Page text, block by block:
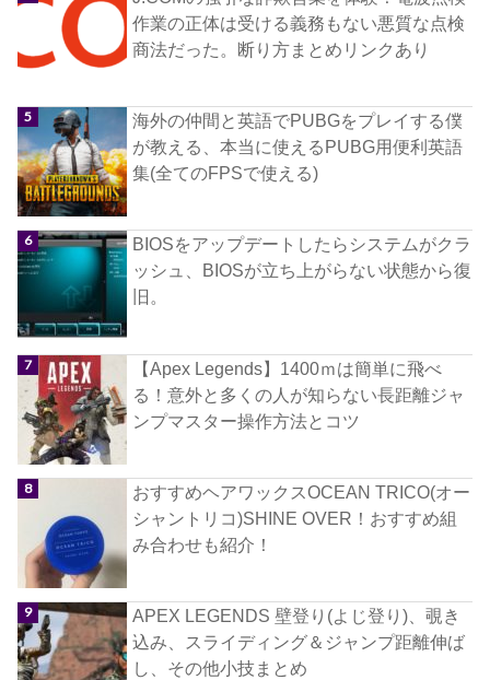
作業の正体は受ける義務もない悪質な点検
商法だった。断り方まとめリンクあり
海外の仲間と英語でPUBGをプレイする僕
が教える、本当に使えるPUBG用便利英語
集(全てのFPSで使える)
BIOSをアップデートしたらシステムがクラ
ッシュ、BIOSが立ち上がらない状態から復
旧。
【Apex Legends】1400ｍは簡単に飛べ
る！意外と多くの人が知らない長距離ジャ
ンプマスター操作方法とコツ
おすすめヘアワックスOCEAN TRICO(オー
シャントリコ)SHINE OVER！おすすめ組
み合わせも紹介！
APEX LEGENDS 壁登り(よじ登り)、覗き
込み、スライディング＆ジャンプ距離伸ば
し、その他小技まとめ